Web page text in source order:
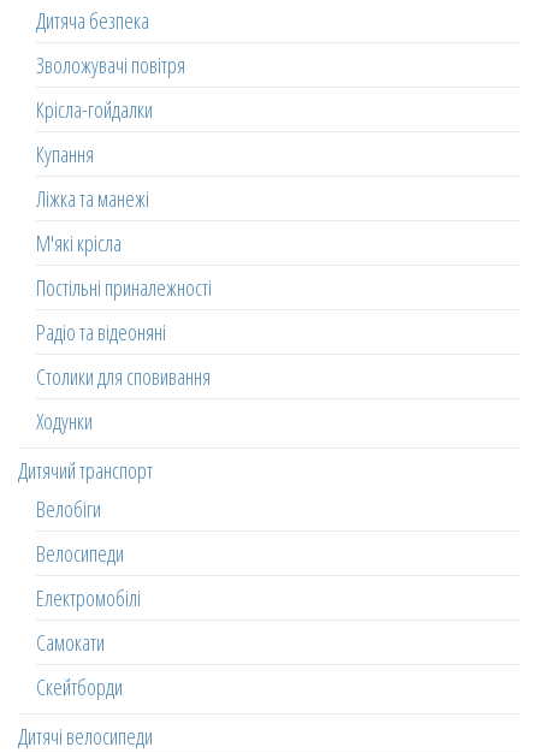
Дитяча безпека
Зволожувачі повітря
Крісла-гойдалки
Купання
Ліжка та манежі
М'які крісла
Постільні приналежності
Радіо та відеоняні
Столики для сповивання
Ходунки
Дитячий транспорт
Велобіги
Велосипеди
Електромобілі
Самокати
Скейтборди
Дитячі велосипеди